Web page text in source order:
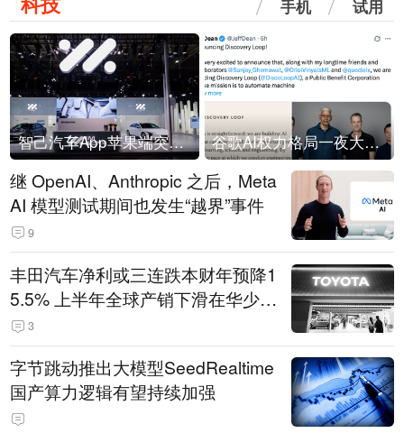
手机 试用
智己汽车App苹果端突然“下架” 谷歌AI权力格局一夜大洗牌
继 OpenAI、Anthropic 之后，Meta
AI 模型测试期间也发生“越界”事件
9
丰田汽车净利或三连跌本财年预降1
5.5% 上半年全球产销下滑在华少卖
14.3万辆
3
字节跳动推出大模型SeedRealtime
国产算力逻辑有望持续加强